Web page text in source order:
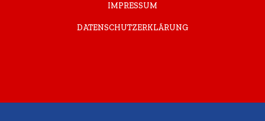
IMPRESSUM
DATENSCHUTZERKLÄRUNG